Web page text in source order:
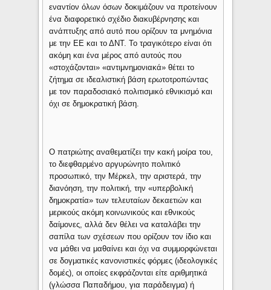
εναντίον όλων όσων δοκιμάζουν να προτείνουν
ένα διαφορετικό σχέδιο διακυβέρνησης και
ανάπτυξης από αυτό που ορίζουν τα μνημόνια
με την ΕΕ και το ΔΝΤ. Το τραγικότερο είναι ότι
ακόμη και ένα μέρος από αυτούς που
«στοχάζονται» «αντιμνημονιακά» θέτει το
ζήτημα σε ιδεαλιστική βάση ερωτοτροπώντας
με τον παραδοσιακό πολιτισμικό εθνικισμό και
όχι σε δημοκρατική βάση.
Ο πατριώτης αναθεματίζει την κακή μοίρα του,
το διεφθαρμένο αργυρώνητο πολιτικό
προσωπικό, την Μέρκελ, την αριστερά, την
διανόηση, την πολιτική, την «υπερβολική
δημοκρατία» των τελευταίων δεκαετιών και
μερικούς ακόμη κοινωνικούς και εθνικούς
δαίμονες, αλλά δεν θέλει να καταλάβει την
σαπίλα των σχέσεων που ορίζουν τον ίδιο και
να μάθει να μαθαίνει και όχι να συμμορφώνεται
σε δογματικές κανονιστικές φόρμες (ιδεολογικές
δομές), οι οποίες εκφράζονται είτε αριθμητικά
(γλώσσα Παπαδήμου, για παράδειγμα) ή